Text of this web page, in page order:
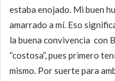
estaba enojado. Mi buen
amarrado a mí. Eso
la buena convivencia con
“costosa”, pues primero
mismo. Por suerte para